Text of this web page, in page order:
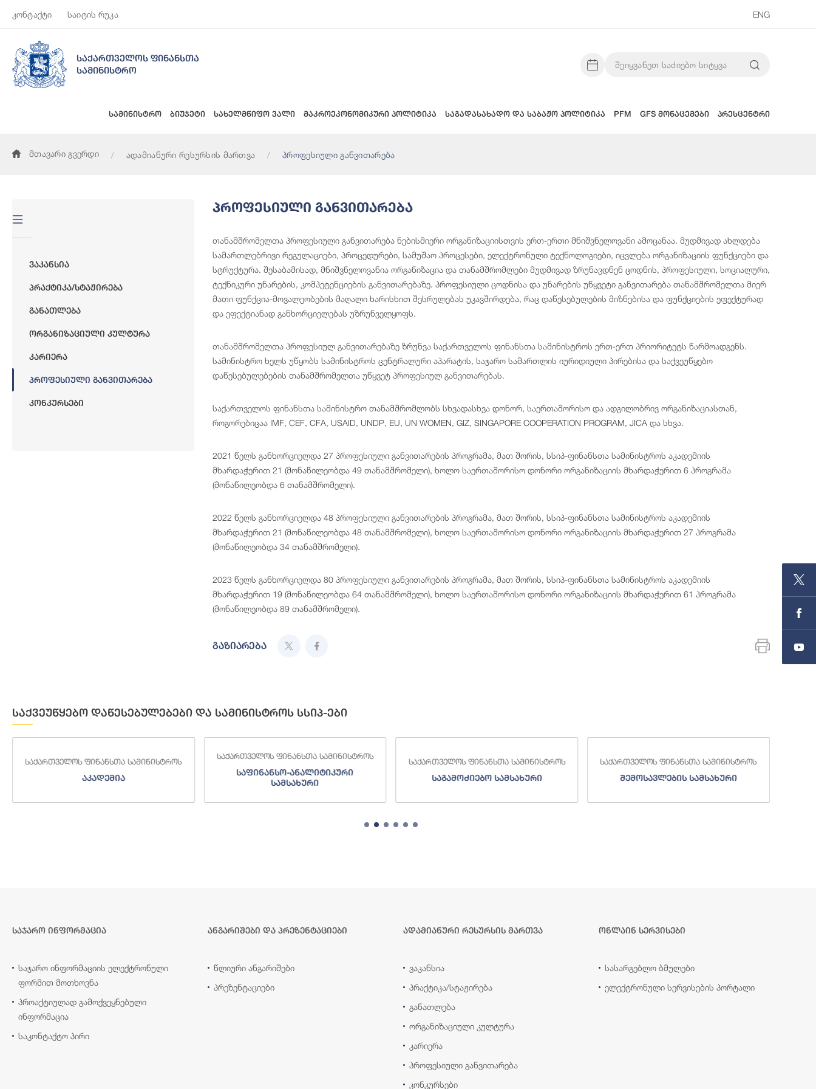
კონტაქტი საიტის რუკა ENG
საქართველოს ფინანსთა
სამინისტრო
სამინისტრო ბიუჯეტი სახელმწიფო ვალი მაკროეკონომიკური პოლიტიკა საგადასახადო და საბაჟო პოლიტიკა PFM GFS მონაცემები პრესცენტრი
მთავარი გვერდი ადამიანური რესურსის მართვა პროფესიული განვითარება
Ვაკანსია
Პრაქტიკა/სტაჟირება
Განათლება
Ორგანიზაციული Კულტურა
Კარიერა
Პროფესიული Განვითარება
Კონკურსები
Პროფესიული Განვითარება
თანამშრომელთა პროფესიული განვითარება ნებისმიერი ორგანიზაციისთვის ერთ-ერთი მნიშვნელოვანი ამოცანაა. მუდმივად ახლდება
სამართლებრივი რეგულაციები, პროცედურები, სამუშაო პროცესები, ელექტრონული ტექნოლოგიები, იცვლება ორგანიზაციის ფუნქციები და
სტრუქტურა. შესაბამისად, მნიშვნელოვანია ორგანიზაცია და თანამშრომლები მუდმივად ზრუნავდნენ ცოდნის, პროფესიული, სოციალური,
ტექნიკური უნარების, კომპეტენციების განვითარებაზე. პროფესიული ცოდნისა და უნარების უწყვეტი განვითარება თანამშრომელთა მიერ
მათი ფუნქცია-მოვალეობების მაღალი ხარისხით შესრულებას უკავშირდება, რაც დაწესებულების მიზნებისა და ფუნქციების ეფექტურად
და ეფექტიანად განხორციელებას უზრუნველყოფს.
თანამშრომელთა პროფესიულ განვითარებაზე ზრუნვა საქართველოს ფინანსთა სამინისტროს ერთ-ერთ პრიორიტეტს წარმოადგენს.
სამინისტრო ხელს უწყობს სამინისტროს ცენტრალური აპარატის, საჯარო სამართლის იურიდიული პირებისა და საქვეუწყებო
დაწესებულებების თანამშრომელთა უწყვეტ პროფესიულ განვითარებას.
საქართველოს ფინანსთა სამინისტრო თანამშრომლობს სხვადასხვა დონორ, საერთაშორისო და ადგილობრივ ორგანიზაციასთან,
როგორებიცაა IMF, CEF, CFA, USAID, UNDP, EU, UN WOMEN, GIZ, SINGAPORE COOPERATION PROGRAM, JICA და სხვა.
2021 წელს განხორციელდა 27 პროფესიული განვითარების პროგრამა, მათ შორის, სსიპ-ფინანსთა სამინისტროს აკადემიის
მხარდაჭერით 21 (მონაწილეობდა 49 თანამშრომელი), ხოლო საერთაშორისო დონორი ორგანიზაციის მხარდაჭერით 6 პროგრამა
(მონაწილეობდა 6 თანამშრომელი).
2022 წელს განხორციელდა 48 პროფესიული განვითარების პროგრამა, მათ შორის, სსიპ-ფინანსთა სამინისტროს აკადემიის
მხარდაჭერით 21 (მონაწილეობდა 48 თანამშრომელი), ხოლო საერთაშორისო დონორი ორგანიზაციის მხარდაჭერით 27 პროგრამა
(მონაწილეობდა 34 თანამშრომელი).
2023 წელს განხორციელდა 80 პროფესიული განვითარების პროგრამა, მათ შორის, სსიპ-ფინანსთა სამინისტროს აკადემიის
მხარდაჭერით 19 (მონაწილეობდა 64 თანამშრომელი), ხოლო საერთაშორისო დონორი ორგანიზაციის მხარდაჭერით 61 პროგრამა
(მონაწილეობდა 89 თანამშრომელი).
გაზიარება
საქვეუწყებო დაწესებულებები და სამინისტროს სსიპ-ები
საქართველოს ფინანსთა სამინისტროს
აკადემია
საქართველოს ფინანსთა სამინისტროს
საფინანსო-ანალიტიკური
სამსახური
საქართველოს ფინანსთა სამინისტროს
საგამოძიებო სამსახური
საქართველოს ფინანსთა სამინისტროს
შემოსავლების სამსახური
საჯარო ინფორმაცია
საჯარო ინფორმაციის ელექტრონული
ფორმით მოთხოვნა
პროაქტიულად გამოქვეყნებული
ინფორმაცია
საკონტაქტო პირი
ანგარიშები და პრეზენტაციები
წლიური ანგარიშები
პრეზენტაციები
ადამიანური რესურსის მართვა
ვაკანსია
პრაქტიკა/სტაჟირება
განათლება
ორგანიზაციული კულტურა
კარიერა
პროფესიული განვითარება
კონკურსები
ონლაინ სერვისები
სასარგებლო ბმულები
ელექტრონული სერვისების პორტალი